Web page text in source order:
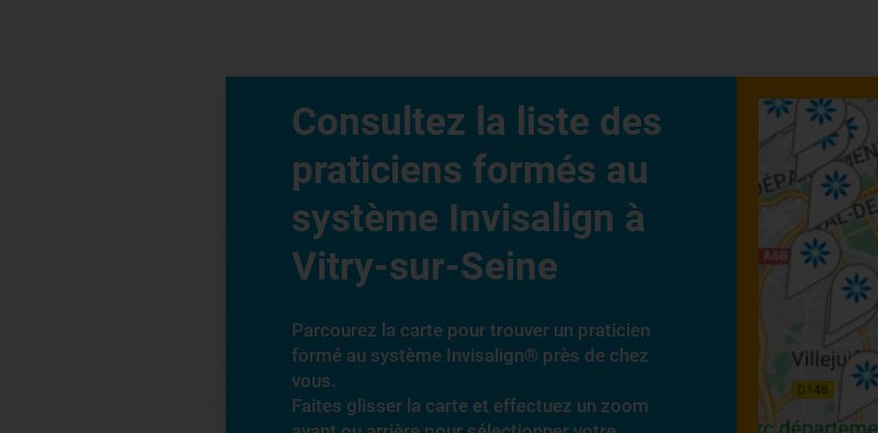
Consultez la liste des
praticiens formés au
système Invisalign à
Vitry-sur-Seine
Parcourez la carte pour trouver un praticien
formé au système Invisalign® près de chez
vous.
Faites glisser la carte et effectuez un zoom